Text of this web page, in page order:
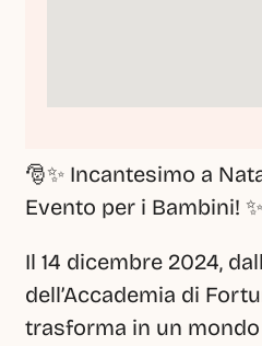
🎅✨ Incantesimo a
Evento per i Bambini!
Il 14 dicembre 2024,
dell’Accademia di
trasforma in un